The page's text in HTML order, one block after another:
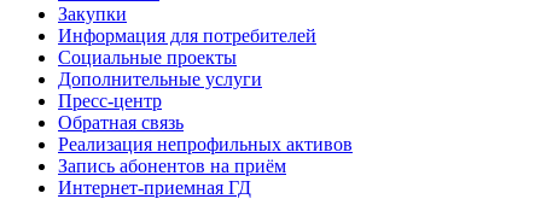
Закупки
Информация для потребителей
Социальные проекты
Дополнительные услуги
Пресс-центр
Обратная связь
Реализация непрофильных активов
Запись абонентов на приём
Интернет-приемная ГД